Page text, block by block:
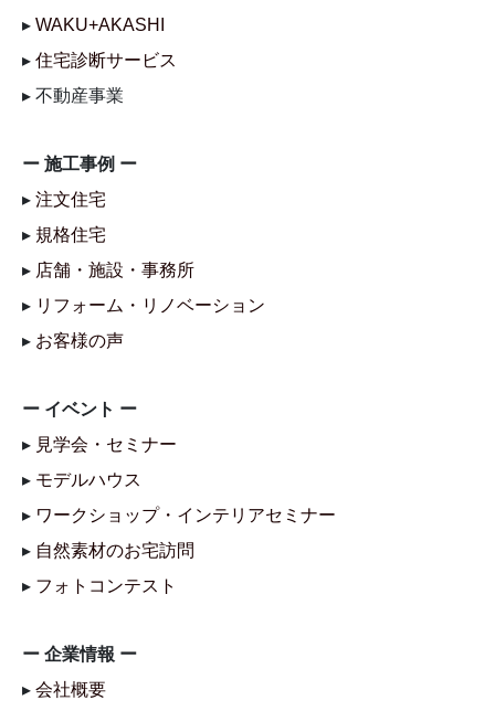
▸ WAKU+AKASHI
▸ 住宅診断サービス
▸ 不動産事業
ー 施工事例 ー
▸ 注文住宅
▸ 規格住宅
▸ 店舗・施設・事務所
▸ リフォーム・リノベーション
▸ お客様の声
ー イベント ー
▸ 見学会・セミナー
▸ モデルハウス
▸ ワークショップ・インテリアセミナー
▸ 自然素材のお宅訪問
▸ フォトコンテスト
ー 企業情報 ー
▸ 会社概要